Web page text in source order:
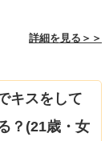
詳細を見る＞＞
キスをして
？(21歳・女